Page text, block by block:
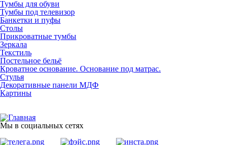
Тумбы для обуви
Тумбы под телевизор
Банкетки и пуфы
Столы
Прикроватные тумбы
Зеркала
Текстиль
Постельное бельё
Кроватное основание. Основание под матрас.
Стулья
Декоративные панели МДФ
Картины
Мы в социальных сетях